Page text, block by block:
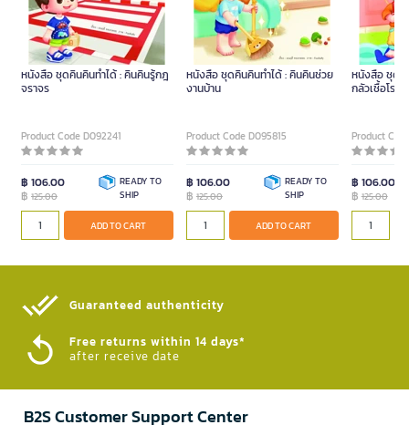
หนังสือ ชุดคินคินทำได้ : คินคินรู้กฎ
จราจร
Product Code D092241
฿ 106.00
฿ 125.00
READY TO
SHIP
ADD TO CART
หนังสือ ชุดคินคินทำได้ : คินคินช่วย
งานบ้าน
Product Code D095815
฿ 106.00
฿ 125.00
READY TO
SHIP
ADD TO CART
หนังสือ ชุดคิ
กลัวเชื้อโรค
Product
฿ 106.00
฿125.00
Guaranteed authenticity​
Free returns within 14 days*
after receive date
B2S Customer Support Center